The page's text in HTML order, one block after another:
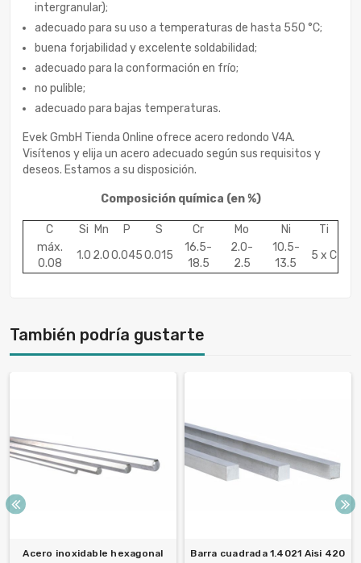
intergranular);
adecuado para su uso a temperaturas de hasta 550 °C;
buena forjabilidad y excelente soldabilidad;
adecuado para la conformación en frío;
no pulible;
adecuado para bajas temperaturas.
Evek GmbH Tienda Online ofrece acero redondo V4A.
Visítenos y elija un acero adecuado según sus requisitos y
deseos. Estamos a su disposición.
Composición química (en %)
C Si Mn P S Cr Mo Ni
Ti
máx.
0.08
1.0 2.00.0450.015
16.5-
18.5
2.0-
2.5
10.5-
13.5
5 x C
También podría gustarte
Acero inoxidable hexagonal
Barra cuadrada 1.4021 Aisi 420